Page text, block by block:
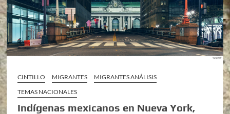
CINTILLO MIGRANTES
MIGRANTES ANÁLISIS
TEMAS NACIONALES
Indígenas mexicanos en Nueva York,